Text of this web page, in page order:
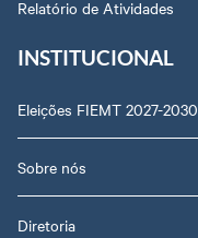
Relatório de Atividades
INSTITUCIONAL
Eleições FIEMT 2027-2030
Sobre nós
Diretoria